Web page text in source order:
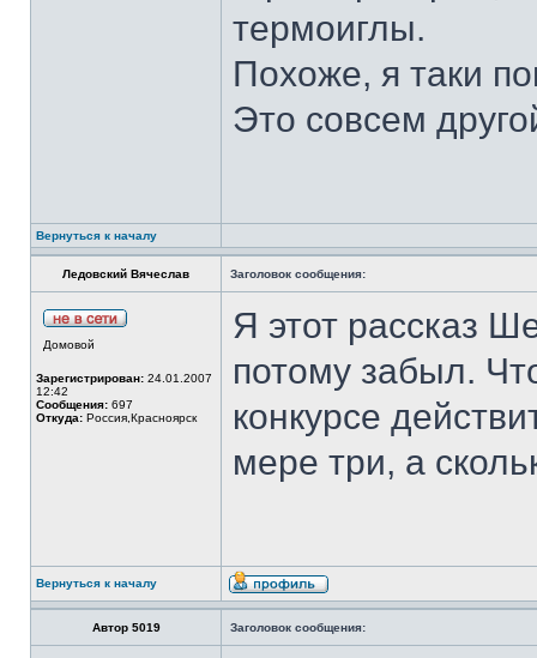
термоиглы.
Похоже, я таки
Это совсем
Вернуться к началу
Ледовский Вячеслав Заголовок сообщения:
Домовой
Зарегистрирован: 24.01.2007
12:42
Сообщения: 697
Откуда: Россия,Красноярск
Я этот рассказ
потому забыл.
конкурсе
мере три, а
Вернуться к началу
Автор 5019 Заголовок сообщения: